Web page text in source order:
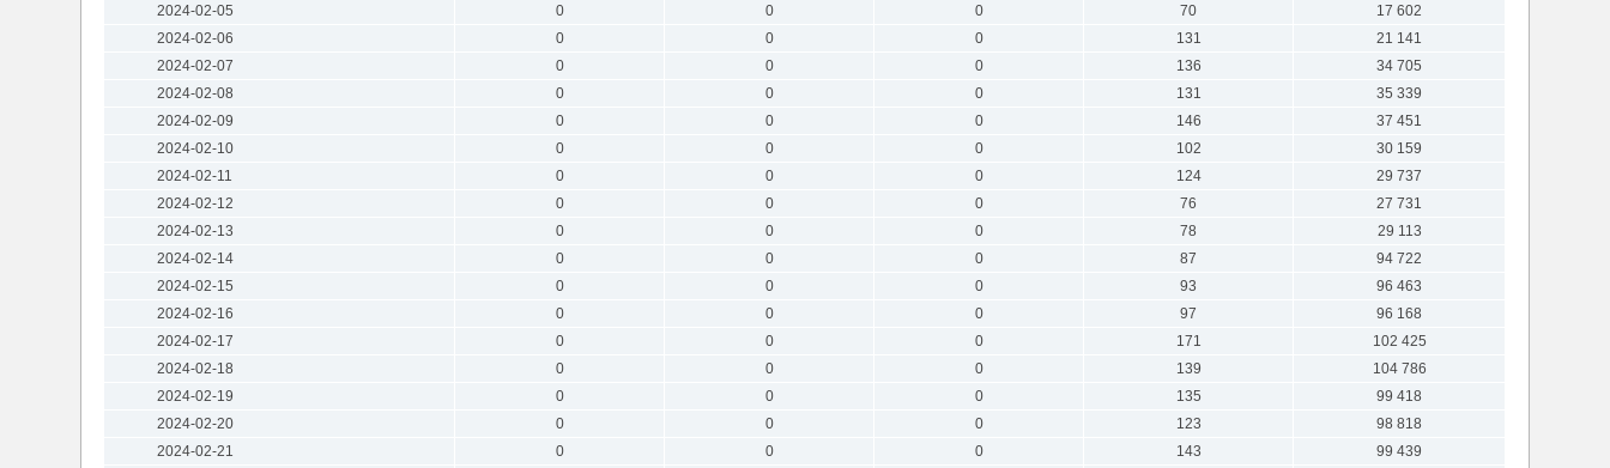
2024-02-05
0 0 0 70
17 602
2024-02-06
0 0 0 131
21 141
2024-02-07
0 0 0 136
34 705
2024-02-08
0 0 0 131
35 339
2024-02-09
0 0 0 146
37 451
2024-02-10
0 0 0 102
30 159
2024-02-11
0 0 0 124
29 737
2024-02-12
0 0 0 76
27 731
2024-02-13
0 0 0 78
29 113
2024-02-14
0 0 0 87
94 722
2024-02-15
0 0 0 93
96 463
2024-02-16
0 0 0 97
96 168
2024-02-17
0 0 0 171
102 425
2024-02-18
0 0 0 139
104 786
2024-02-19
0 0 0 135
99 418
2024-02-20
0 0 0 123
98 818
2024-02-21
0 0 0 143
99 439